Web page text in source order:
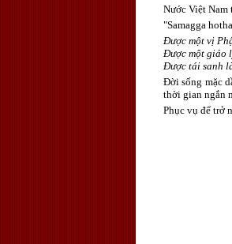
Nước Việt Nam
"Samagga
Được một vị
Được một giáo
Được tái sanh
Đời sống mặc
thời gian ngắn
Phục vụ để trở